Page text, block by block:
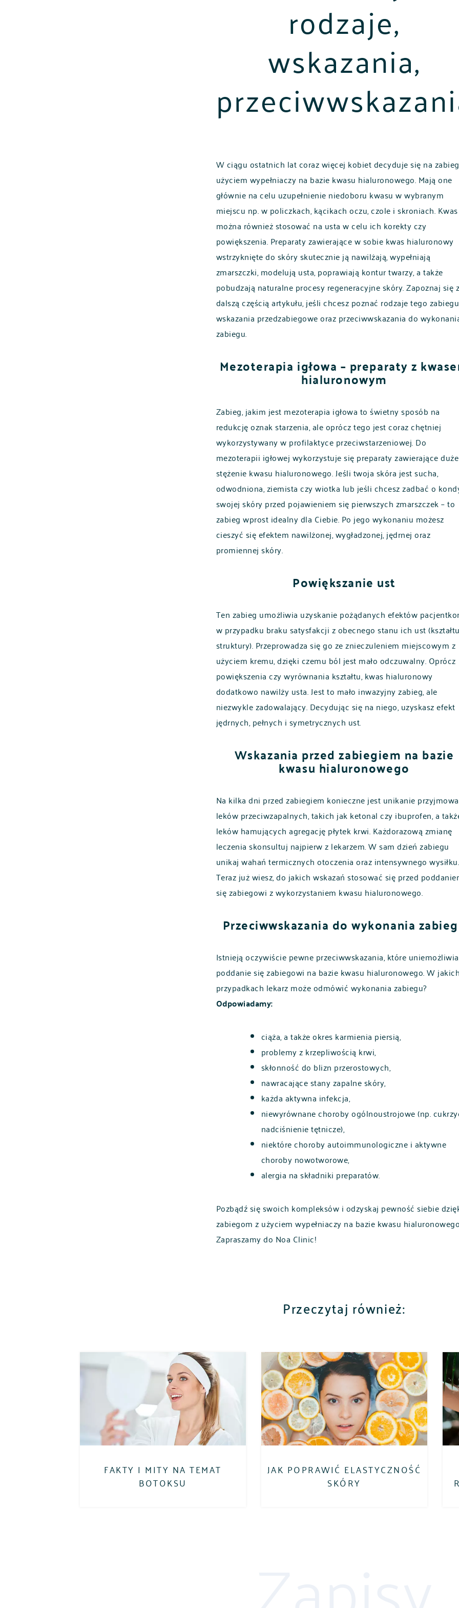
rodzaje,
wskazania,
W ciągu ostatnich lat coraz więcej kobiet decyduje się na
użyciem wypełniaczy na bazie kwasu hialuronowego. Mają one
głównie na celu uzupełnienie niedoboru kwasu w wybranym
miejscu np. w policzkach, kącikach oczu, czole i skroniach. Kwas
można również stosować na usta w celu ich korekty czy
powiększenia. Preparaty zawierające w sobie kwas hialuronowy
wstrzyknięte do skóry skutecznie ją nawilżają, wypełniają
zmarszczki, modelują usta, poprawiają kontur twarzy, a także
pobudzają naturalne procesy regeneracyjne skóry. Zapoznaj się z
dalszą częścią artykułu, jeśli chcesz poznać rodzaje tego
wskazania przedzabiegowe oraz przeciwwskazania do
zabiegu.
Mezoterapia igłowa – preparaty z
hialuronowym
Zabieg, jakim jest mezoterapia igłowa to świetny sposób na
redukcję oznak starzenia, ale oprócz tego jest coraz chętniej
wykorzystywany w profilaktyce przeciwstarzeniowej. Do
mezoterapii igłowej wykorzystuje się preparaty zawierające duże
stężenie kwasu hialuronowego. Jeśli twoja skóra jest sucha,
odwodniona, ziemista czy wiotka lub jeśli chcesz zadbać o
swojej skóry przed pojawieniem się pierwszych zmarszczek – to
zabieg wprost idealny dla Ciebie. Po jego wykonaniu możesz
cieszyć się efektem nawilżonej, wygładzonej, jędrnej oraz
promiennej skóry.
Powiększanie ust
Ten zabieg umożliwia uzyskanie pożądanych efektów
w przypadku braku satysfakcji z obecnego stanu ich ust
struktury). Przeprowadza się go ze znieczuleniem miejscowym z
użyciem kremu, dzięki czemu ból jest mało odczuwalny. Oprócz
powiększenia czy wyrównania kształtu, kwas hialuronowy
dodatkowo nawilży usta. Jest to mało inwazyjny zabieg, ale
niezwykle zadowalający. Decydując się na niego, uzyskasz efekt
jędrnych, pełnych i symetrycznych ust.
Wskazania przed zabiegiem na bazie
kwasu hialuronowego
Na kilka dni przed zabiegiem konieczne jest unikanie
leków przeciwzapalnych, takich jak ketonal czy ibuprofen, a
leków hamujących agregację płytek krwi. Każdorazową zmianę
leczenia skonsultuj najpierw z lekarzem. W sam dzień zabiegu
unikaj wahań termicznych otoczenia oraz intensywnego wysiłku.
Teraz już wiesz, do jakich wskazań stosować się przed
się zabiegowi z wykorzystaniem kwasu hialuronowego.
Przeciwwskazania do wykonania
Istnieją oczywiście pewne przeciwwskazania, które
poddanie się zabiegowi na bazie kwasu hialuronowego. W
przypadkach lekarz może odmówić wykonania zabiegu?
Odpowiadamy:
ciąża, a także okres karmienia piersią,
problemy z krzepliwością krwi,
skłonność do blizn przerostowych,
nawracające stany zapalne skóry,
każda aktywna infekcja,
niewyrównane choroby ogólnoustrojowe (np.
nadciśnienie tętnicze),
niektóre choroby autoimmunologiczne i aktywne
choroby nowotworowe,
alergia na składniki preparatów.
Pozbądź się swoich kompleksów i odzyskaj pewność siebie
zabiegom z użyciem wypełniaczy na bazie kwasu
Zapraszamy do Noa Clinic!
Przeczytaj również:
FAKTY I MITY NA TEMAT
BOTOKSU
JAK POPRAWIĆ ELASTYCZNOŚĆ
SKÓRY